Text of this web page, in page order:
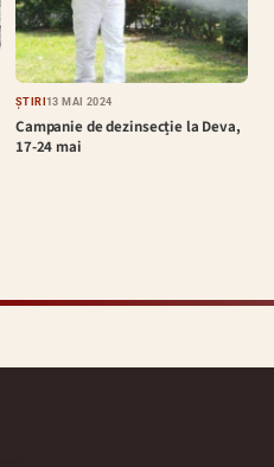
ȘTIRI13 MAI 2024
Campanie de dezinsecție la Deva,
17-24 mai